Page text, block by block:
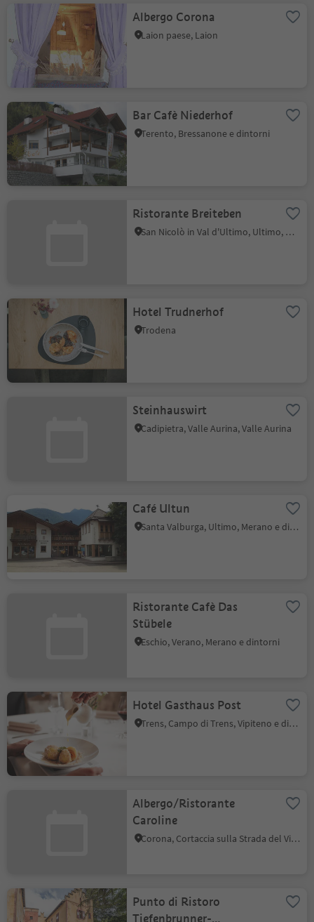
Albergo Corona
Laion paese, Laion
Bar Cafè Niederhof
Terento, Bressanone e dintorni
Ristorante Breiteben
San Nicolò in Val d'Ultimo, Ultimo, Merano e dintorni
Hotel Trudnerhof
Trodena
Steinhauswirt
Cadipietra, Valle Aurina, Valle Aurina
Café Ultun
Santa Valburga, Ultimo, Merano e dintorni
Ristorante Cafè Das
Stübele
Eschio, Verano, Merano e dintorni
Hotel Gasthaus Post
Trens, Campo di Trens, Vipiteno e dintorni
Albergo/Ristorante
Caroline
Corona, Cortaccia sulla Strada del Vino, Strada del Vino
Punto di Ristoro
Tiefenbrunner-